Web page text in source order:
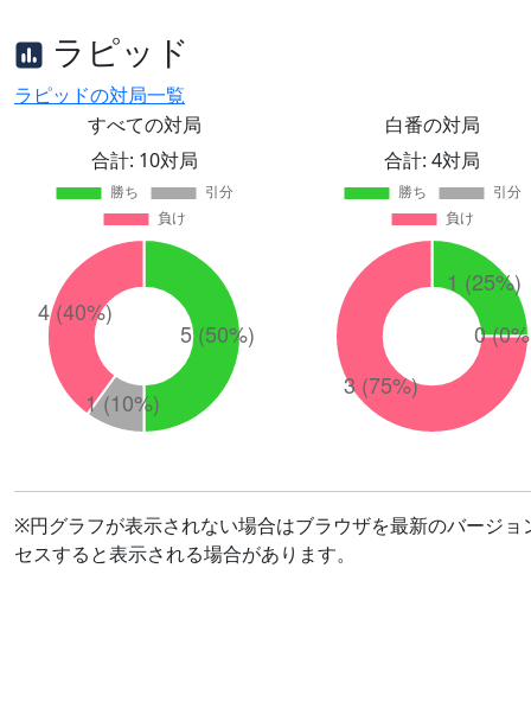
ラピッド
ラピッドの対局一覧
すべての対局
合計: 10対局
白番の対局
合計: 4対局
※円グラフが表示されない場合はブラウザを最新のバージ
セスすると表示される場合があります。